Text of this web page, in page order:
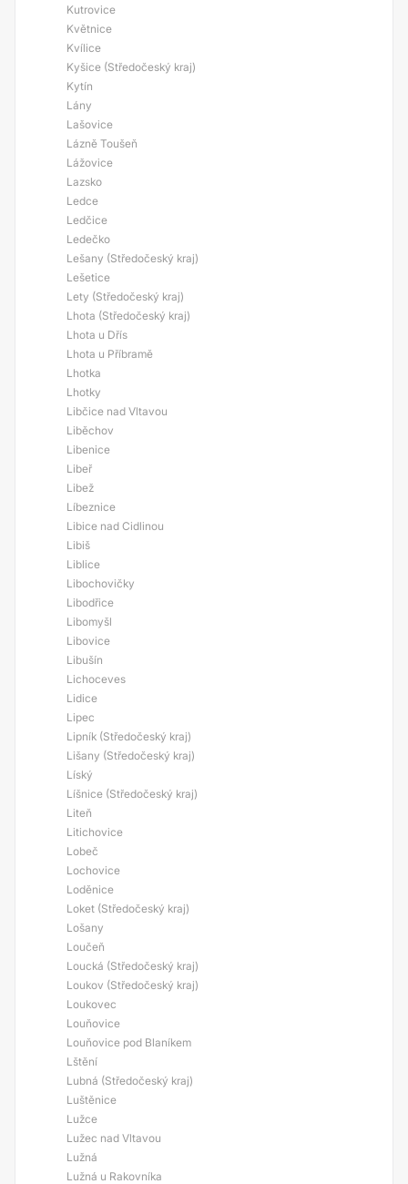
Kutrovice
Květnice
Kvílice
Kyšice (Středočeský kraj)
Kytín
Lány
Lašovice
Lázně Toušeň
Lážovice
Lazsko
Ledce
Ledčice
Ledečko
Lešany (Středočeský kraj)
Lešetice
Lety (Středočeský kraj)
Lhota (Středočeský kraj)
Lhota u Dřís
Lhota u Příbramě
Lhotka
Lhotky
Libčice nad Vltavou
Liběchov
Libenice
Libeř
Libež
Líbeznice
Libice nad Cidlinou
Libiš
Liblice
Libochovičky
Libodřice
Libomyšl
Libovice
Libušín
Lichoceves
Lidice
Lipec
Lipník (Středočeský kraj)
Lišany (Středočeský kraj)
Líský
Líšnice (Středočeský kraj)
Liteň
Litichovice
Lobeč
Lochovice
Loděnice
Loket (Středočeský kraj)
Lošany
Loučeň
Loucká (Středočeský kraj)
Loukov (Středočeský kraj)
Loukovec
Louňovice
Louňovice pod Blaníkem
Lštění
Lubná (Středočeský kraj)
Luštěnice
Lužce
Lužec nad Vltavou
Lužná
Lužná u Rakovníka